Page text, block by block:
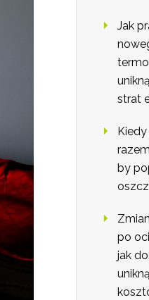
Jak
strat
by
po
jak